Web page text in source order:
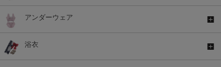
アンダーウェア
浴衣